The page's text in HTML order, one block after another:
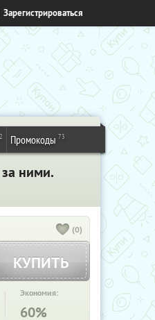
Зарегистрироваться
Промокоды 73
ними.
(0)
КУПИТЬ
Экономия:
60%